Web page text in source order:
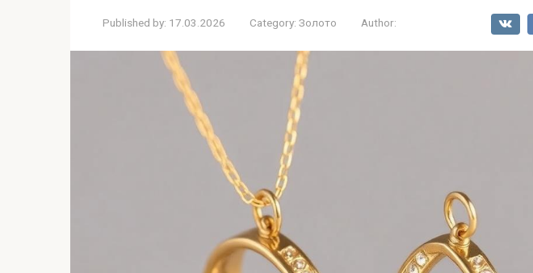
Published by: 17.03.2026 Category: Золото Author: